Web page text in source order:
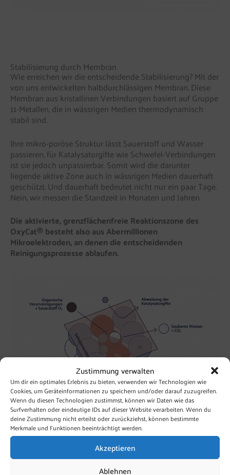
Zustimmung verwalten
Um dir ein optimales Erlebnis zu bieten, verwenden wir Technologien wie
Cookies, um Geräteinformationen zu speichern und/oder darauf zuzugreifen.
Wenn du diesen Technologien zustimmst, können wir Daten wie das
Surfverhalten oder eindeutige IDs auf dieser Website verarbeiten. Wenn du
deine Zustimmung nicht erteilst oder zurückziehst, können bestimmte
Merkmale und Funktionen beeinträchtigt werden.
Akzeptieren
Ablehnen
Stabilisierung durch Membran
Wie erreichen wir die entscheidende Stabilisierung? Mit der
von uns entwickelten halbdurchlässigen Membran. Diese
Membran aus kristallinen Verbindungen basiert auf Gruppe
11-Metallen, die in wässrigen Medien thermodynamisch
stabil sind.
Ihre mikro-poröse Struktur lässt Sauerstoff und Wasser
passieren, für Katalysatorgifte wie Schwefel-Verbindungen
ist sie jedoch unpassierbar. Somit wird die darunter
liegende aktive Zone auch in wässrigen Medien dauerhaft
geschützt. Und dauerhaft bedeutet nicht nur ein paar Tage.
Nein, wir messen die Standzeit in Monaten und Jahren.
Die aktivierte, grenzflächenfreie Reaktionszone des
OxyCat® besteht also aus Abermillionen
Mikroelektroden, an denen die entscheidenden
Reinigungsprozesse ablaufen.
Redox-Potenzial und Reaktivität
Das Redox-Potenzial gibt Auskunft über die
Oxidationskraft eines Redox-Paares. Mit redox-aktivem
OxyCat® kann der Prozess der natürlichen Selbstreinigung
unter den in Trink- und Prozesswasser vorherrschenden